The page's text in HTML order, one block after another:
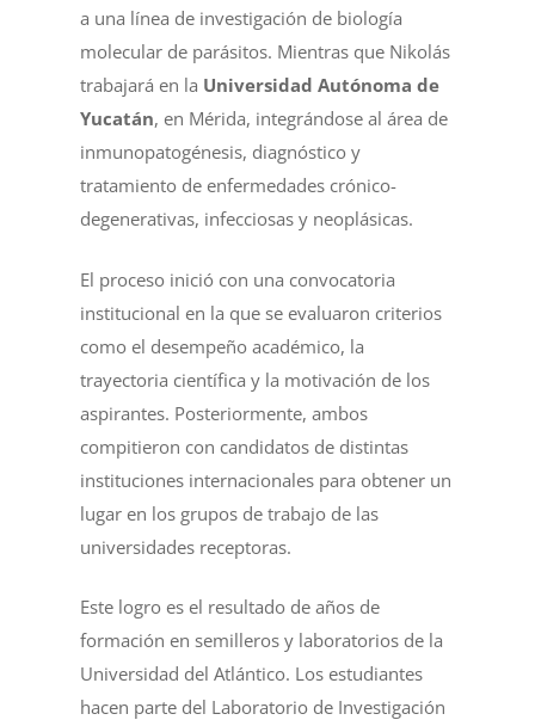
a una línea de investigación de biología
molecular de parásitos. Mientras que Nikolás
trabajará en la Universidad Autónoma de
Yucatán, en Mérida, integrándose al área de
inmunopatogénesis, diagnóstico y
tratamiento de enfermedades crónico-
degenerativas, infecciosas y neoplásicas.
El proceso inició con una convocatoria
institucional en la que se evaluaron criterios
como el desempeño académico, la
trayectoria científica y la motivación de los
aspirantes. Posteriormente, ambos
compitieron con candidatos de distintas
instituciones internacionales para obtener un
lugar en los grupos de trabajo de las
universidades receptoras.
Este logro es el resultado de años de
formación en semilleros y laboratorios de la
Universidad del Atlántico. Los estudiantes
hacen parte del Laboratorio de Investigación